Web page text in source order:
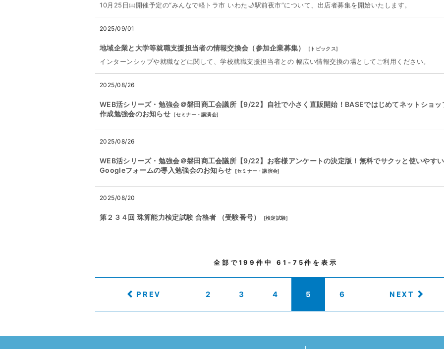
10月25日㈯開催予定の“みんなで軽トラ市 いわた🌙駅前夜市”について、出店者募集を開始いたします。
2025/09/01
地域企業と大学等就職支援担当者の情報交換会（参加企業募集） [ トピックス]
インターンシップや就職などに関して、学校就職支援担当者との 幅広い情報交換の場としてご利用ください。
2025/08/26
WEB活シリーズ・勉強会＠磐田商工会議所【9/22】自社で小さく直販開始！BASEではじめてネットショッ
作成勉強会のお知らせ [セミナー・講演会]
2025/08/26
WEB活シリーズ・勉強会＠磐田商工会議所【9/22】お客様アンケートの決定版！無料でサクッと使いやすい
Googleフォームの導入勉強会のお知らせ
[セミナー・講演会]
2025/08/20
第２３４回 珠算能力検定試験 合格者 （受験番号） [検定試験]
全部で199件中 61-75件を表示
PREV 2 3 4 5 6 NEXT